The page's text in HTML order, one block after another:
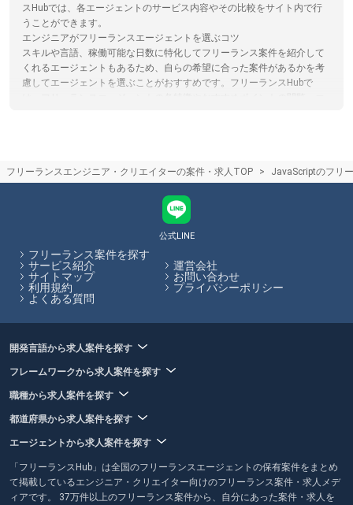
スHubでは、各エージェントのサービス内容やその比較をサイト内で行
うことができます。
エンジニアがフリーランスエージェントを選ぶコツ
スキルや言語、稼働可能な日数に特化してフリーランス案件を紹介して
くれるエージェントもあるため、自らの希望に合った案件があるかを考
慮してエージェントを選ぶことがおすすめです。フリーランスHubで
索、比較検討できるため探し漏れが少ない案件探しができます。また、
トに登録する必要がなく、忙しいフリーランスエンジニア/クリエイター
フリーランスHubはお客様のフリーランス案件探しを最大限サポートし
ていきます。
フリーランスエンジニア・クリエイターの案件・求人TOP JavaScriptのフリ
公式LINE
フリーランス案件を探す
サービス紹介
運営会社
サイトマップ
お問い合わせ
利用規約
プライバシーポリシー
よくある質問
開発言語から求人案件を探す
フレームワークから求人案件を探す
職種から求人案件を探す
都道府県から求人案件を探す
エージェントから求人案件を探す
「フリーランスHub」は全国のフリーランスエージェントの保有案件をまとめ
て掲載しているエンジニア・クリエイター向けのフリーランス案件・求人メデ
ィアです。 37万件以上のフリーランス案件から、自分にあった案件・求人を